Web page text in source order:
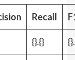
Recall
{}.{}